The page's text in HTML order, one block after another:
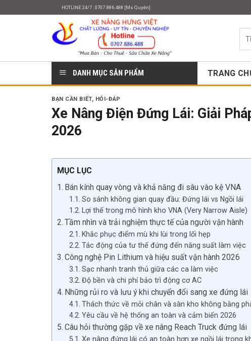
HOTLINE 24/7 : 0707.886.488 [Ms Quyên]
Tìm
DANH MỤC SẢN PHẨM
TRANG
BẠN CẦN BIẾT, HỎI-ĐÁP
Xe Nâng Điện Đứng Lái: Giải
2026
MỤC LỤC
Bán kính quay vòng và khả năng đi sâu vào kệ VNA
So sánh không gian quay đầu: Đứng lái vs Ngồi lái
Lợi thế trong mô hình kho VNA (Very Narrow Aisle)
Tầm nhìn và trải nghiệm thực tế của người vận hành
Khắc phục điểm mù khi lùi trong lối hẹp
Tác động của tư thế đứng đến năng suất làm việc
Công nghệ Pin Lithium và hiệu suất vận hành 2026
Sạc nhanh tranh thủ giữa các ca làm việc
Độ bền và chi phí bảo trì động cơ AC
Những rủi ro và lưu ý khi chuyển đổi sang xe đứng lái
Thách thức về mỏi chân và sàn kho không bằng
Yêu cầu về hệ thống an toàn và cảm biến 2026
Câu hỏi thường gặp về xe nâng Reach Truck đứng lái
Xe nâng đứng lái có an toàn hơn xe ngồi lái trong